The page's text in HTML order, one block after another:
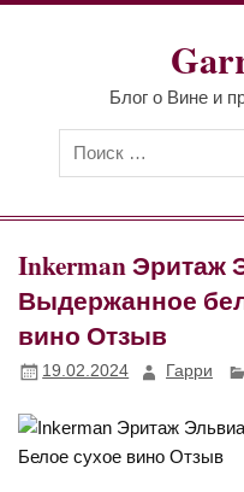
Перейти
Блог о Вине и
Inkerman Эритаж
Выдержанное
вино Отзыв
19.02.2024 Гарри